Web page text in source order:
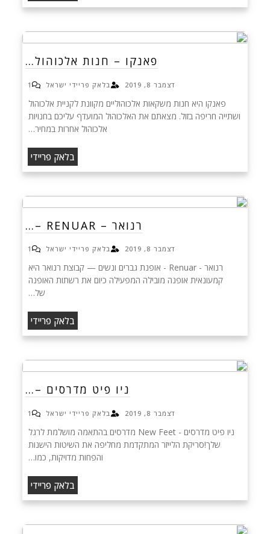
פאנקו – חנות אלכוהול…
דצמבר 8, 2019 בלאק פריידי ישראל 1
פאנקו היא חנות משקאות אלכוהוליים מקוונת לקניית אלכוהול
ושתייה חריפה בזול. מצאתם את האלכוהול המועדף עליכם בחנויות
אלכוהול אחרות במחיר…
בלאק פריידי
רנואר – RENUAR –…
דצמבר 8, 2019 בלאק פריידי ישראל 1
רנואר - Renuar - אופנת גברים ונשים — קבוצת רנואר היא
קמעונאית אופנה מובילה המפעילה כיום את רשתות האופנה
של…
בלאק פריידי
ניו פיט מדרסים –…
דצמבר 8, 2019 בלאק פריידי ישראל 1
ניו פיט מדרסים - New Feet מדרסים בהתאמה מושלמת לרגל
שלך!סריקת הלייזר המתקדמת מחליפה את השיטות הישנות
והפחות מדויקות, כמו…
בלאק פריידי